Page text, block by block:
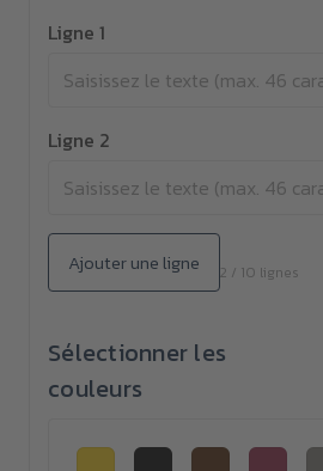
Ligne 1
Ligne 2
Ajouter une ligne 2 / 10 lignes
Sélectionner les
couleurs